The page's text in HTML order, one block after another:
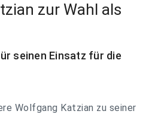
zur Wahl als
seinen Einsatz für die
Wolfgang Katzian zu seiner